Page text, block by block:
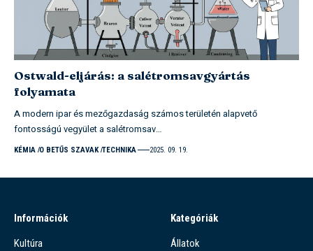
Ostwald-eljárás: a salétromsavgyártás
folyamata
A modern ipar és mezőgazdaság számos területén alapvető
fontosságú vegyület a salétromsav…
KÉMIA O BETŰS SZAVAK TECHNIKA 2025. 09. 19.
Információk
Kultúra
Kategóriák
Állatok